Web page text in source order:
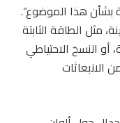
بشأن هذا الموضوع”.
مثل الطاقة الثابتة
أو النسخ الاحتياطي